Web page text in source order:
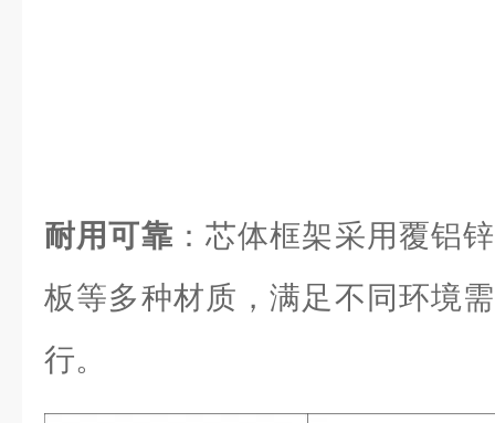
耐用可靠 ：芯体框架采用覆铝
板等多种材质，满足不同环境
行。